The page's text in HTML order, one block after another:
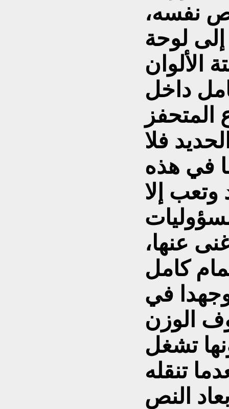
نفسه،
لوحة
داخل
المتحفز
فلا
في هذه
إلا
عنها،
كامل
في
الوزن
تشغل
تنقله
النص